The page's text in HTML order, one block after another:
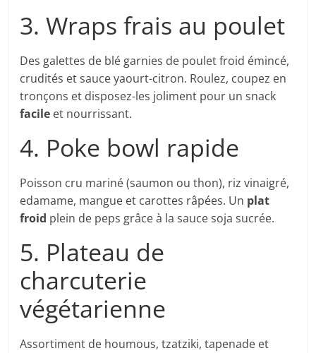
3. Wraps frais au poulet
Des galettes de blé garnies de poulet froid émincé,
crudités et sauce yaourt-citron. Roulez, coupez en
tronçons et disposez-les joliment pour un snack
facile et nourrissant.
4. Poke bowl rapide
Poisson cru mariné (saumon ou thon), riz vinaigré,
edamame, mangue et carottes râpées. Un plat
froid plein de peps grâce à la sauce soja sucrée.
5. Plateau de
charcuterie
végétarienne
Assortiment de houmous, tzatziki, tapenade et